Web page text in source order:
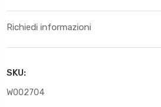
Richiedi informazioni
SKU:
W002704